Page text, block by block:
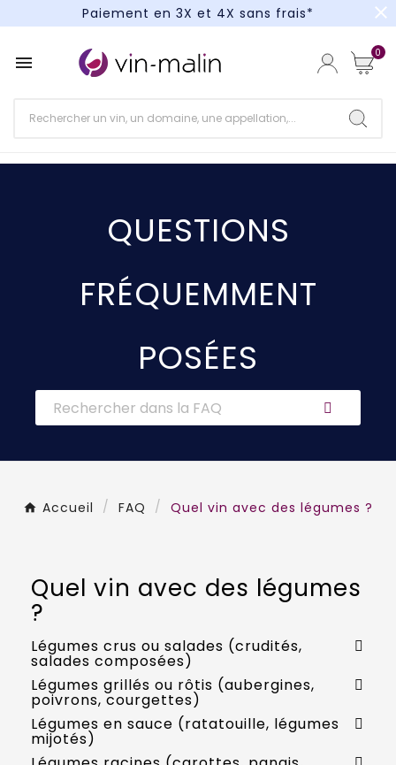
Paiement en 3X et 4X sans frais*
Paiement en 3X et 4X sans frais*
close
 0
QUESTIONS
FRÉQUEMMENT
POSÉES
Accueil FAQ Quel vin avec des légumes ?
Quel vin avec des légumes
?
Légumes crus ou salades (crudités,
salades composées)
Légumes grillés ou rôtis (aubergines,
poivrons, courgettes)
Légumes en sauce (ratatouille, légumes
mijotés)